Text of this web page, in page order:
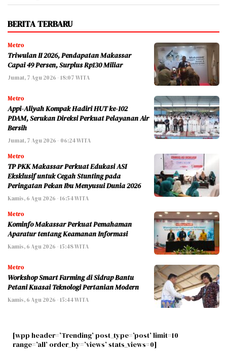
BERITA TERBARU
Metro
Triwulan II 2026, Pendapatan Makassar
Capai 49 Persen, Surplus Rp130 Miliar
Jumat, 7 Agu 2026 - 18:07 WITA
Metro
Appi-Aliyah Kompak Hadiri HUT ke-102
PDAM, Serukan Direksi Perkuat Pelayanan Air
Bersih
Jumat, 7 Agu 2026 - 06:24 WITA
Metro
TP PKK Makassar Perkuat Edukasi ASI
Eksklusif untuk Cegah Stunting pada
Peringatan Pekan Ibu Menyusui Dunia 2026
Kamis, 6 Agu 2026 - 16:54 WITA
Metro
Kominfo Makassar Perkuat Pemahaman
Aparatur tentang Keamanan Informasi
Kamis, 6 Agu 2026 - 15:48 WITA
Metro
Workshop Smart Farming di Sidrap Bantu
Petani Kuasai Teknologi Pertanian Modern
Kamis, 6 Agu 2026 - 15:44 WITA
[wpp header=’Trending’ post_type=’post’ limit=10
range=’all’ order_by=’views’ stats_views=0]